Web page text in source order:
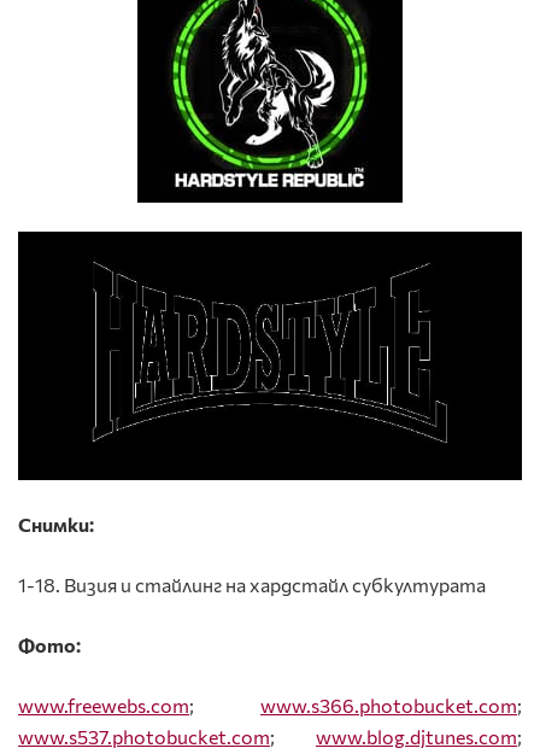
Снимки:
1-18. Визия и стайлинг на хардстайл субкултурата
Фото:
www.freewebs.com; www.s366.photobucket.com;
www.s537.photobucket.com; www.blog.djtunes.com;